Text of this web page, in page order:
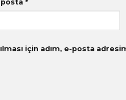
için adım, e-posta